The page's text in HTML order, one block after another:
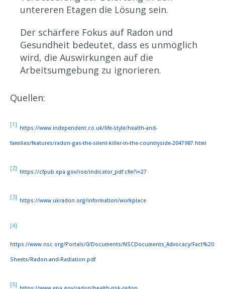
untereren Etagen die Lösung sein.
Der schärfere Fokus auf Radon und
Gesundheit bedeutet, dass es unmöglich
wird, die Auswirkungen auf die
Arbeitsumgebung zu ignorieren.
Quellen:
[1] https://www.independent.co.uk/life-style/health-and-
families/features/radon-gas-the-silent-killer-in-the-countryside-2047987.html
[2] https://cfpub.epa.gov/roe/indicator_pdf.cfm?i=27
[3] https://www.ukradon.org/information/workplace
[4]
https://www.nsc.org/Portals/0/Documents/NSCDocuments_Advocacy/Fact%20
Sheets/Radon-and-Radiation.pdf
[5]